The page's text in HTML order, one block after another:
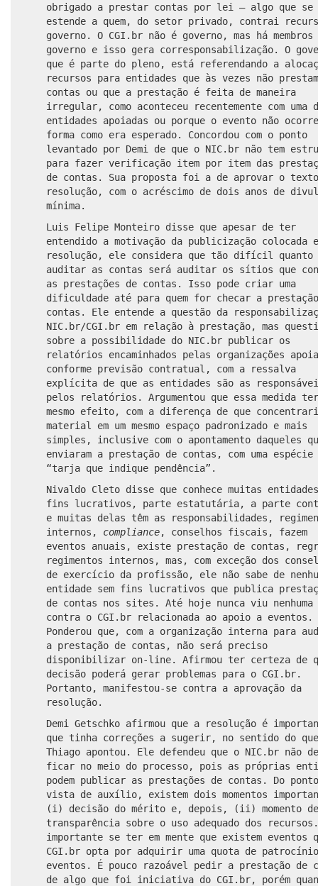
obrigado a prestar contas por lei – algo que se
estende a quem, do setor privado, contrai
governo. O CGI.br não é governo, mas há membros
governo e isso gera corresponsabilização. O
que é parte do pleno, está referendando a
recursos para entidades que às vezes não prestam
contas ou que a prestação é feita de maneira
irregular, como aconteceu recentemente com uma
entidades apoiadas ou porque o evento não
forma como era esperado. Concordou com o ponto
levantado por Demi de que o NIC.br não tem
para fazer verificação item por item das
de contas. Sua proposta foi a de aprovar o
resolução, com o acréscimo de dois anos de
mínima.
Luis Felipe Monteiro disse que apesar de ter
entendido a motivação da publicização colocada
resolução, ele considera que tão difícil quanto
auditar as contas será auditar os sítios que
as prestações de contas. Isso pode criar uma
dificuldade até para quem for checar a
contas. Ele entende a questão da
NIC.br/CGI.br em relação à prestação, mas
sobre a possibilidade do NIC.br publicar os
relatórios encaminhados pelas organizações
conforme previsão contratual, com a ressalva
explícita de que as entidades são as
pelos relatórios. Argumentou que essa medida
mesmo efeito, com a diferença de que
material em um mesmo espaço padronizado e mais
simples, inclusive com o apontamento daqueles
enviaram a prestação de contas, com uma espécie
“tarja que indique pendência”.
Nivaldo Cleto disse que conhece muitas entidades
fins lucrativos, parte estatutária, a parte
e muitas delas têm as responsabilidades,
internos, compliance, conselhos fiscais, fazem
eventos anuais, existe prestação de contas,
regimentos internos, mas, com exceção dos
de exercício da profissão, ele não sabe de
entidade sem fins lucrativos que publica
de contas nos sites. Até hoje nunca viu nenhuma
contra o CGI.br relacionada ao apoio a eventos.
Ponderou que, com a organização interna para
a prestação de contas, não será preciso
disponibilizar on-line. Afirmou ter certeza de
decisão poderá gerar problemas para o CGI.br.
Portanto, manifestou-se contra a aprovação da
resolução.
Demi Getschko afirmou que a resolução é
que tinha correções a sugerir, no sentido do que
Thiago apontou. Ele defendeu que o NIC.br não
ficar no meio do processo, pois as próprias
podem publicar as prestações de contas. Do
vista de auxílio, existem dois momentos
(i) decisão do mérito e, depois, (ii) momento de
transparência sobre o uso adequado dos
importante se ter em mente que existem eventos
CGI.br opta por adquirir uma quota de
eventos. É pouco razoável pedir a prestação de
de algo que foi iniciativa do CGI.br, porém